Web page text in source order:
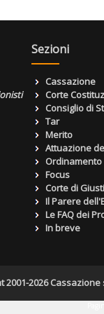
Sezioni
Cassazione
Corte
Consiglio di
Tar
Merito
Attuazione
Focus
Corte di
Il Parere
Le FAQ dei
In breve
2026 Cassazione